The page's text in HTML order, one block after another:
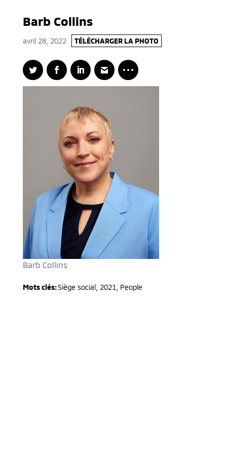
Barb Collins
avril 28, 2022 TÉLÉCHARGER LA PHOTO
Barb Collins
Mots clés:Siège social, 2021 People